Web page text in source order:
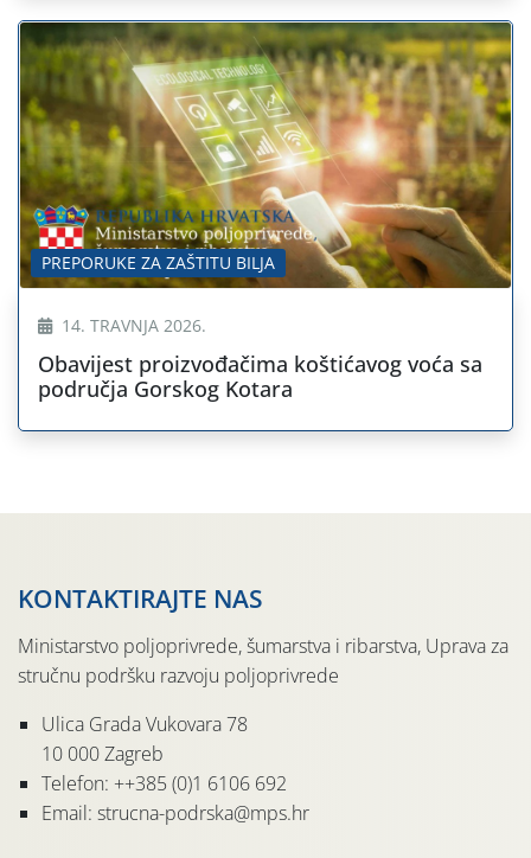
PREPORUKE ZA ZAŠTITU BILJA
14. TRAVNJA 2026.
Obavijest proizvođačima koštićavog voća sa
područja Gorskog Kotara
KONTAKTIRAJTE NAS
Ministarstvo poljoprivrede, šumarstva i ribarstva, Uprava za
stručnu podršku razvoju poljoprivrede
Ulica Grada Vukovara 78
10 000 Zagreb
Telefon: ++385 (0)1 6106 692
Email: strucna-podrska@mps.hr